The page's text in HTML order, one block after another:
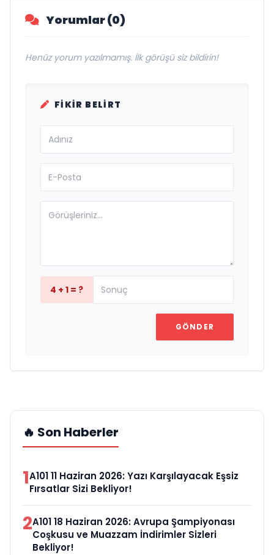
Yorumlar (0)
Henüz yorum yazılmamış. İlk görüşü siz bildirin!
FIKIR BELIRT
4 + 1 = ?
GÖNDER
🔥 Son Haberler
1A101 11 Haziran 2026: Yazı Karşılayacak Eşsiz
Fırsatlar Sizi Bekliyor!
2A101 18 Haziran 2026: Avrupa Şampiyonası
Coşkusu ve Muazzam İndirimler Sizleri
Bekliyor!